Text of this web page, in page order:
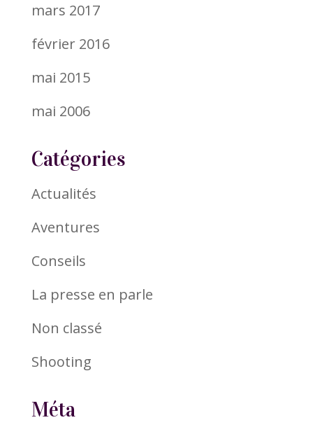
mars 2017
février 2016
mai 2015
mai 2006
Catégories
Actualités
Aventures
Conseils
La presse en parle
Non classé
Shooting
Méta